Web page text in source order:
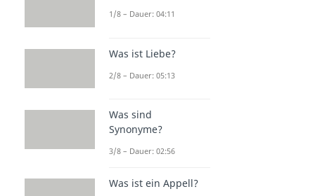
1/8 – Dauer: 04:11
Was ist Liebe?
2/8 – Dauer: 05:13
Was sind
Synonyme?
3/8 – Dauer: 02:56
Was ist ein Appell?